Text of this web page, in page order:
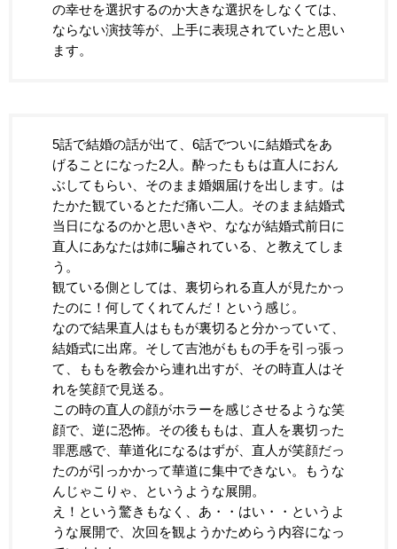
の幸せを選択するのか大きな選択をしなくては、
ならない演技等が、上手に表現されていたと思い
ます。
5話で結婚の話が出て、6話でついに結婚式をあ
げることになった2人。酔ったももは直人におん
ぶしてもらい、そのまま婚姻届けを出します。は
たかた観ているとただ痛い二人。そのまま結婚式
当日になるのかと思いきや、ななが結婚式前日に
直人にあなたは姉に騙されている、と教えてしま
う。
観ている側としては、裏切られる直人が見たかっ
たのに！何してくれてんだ！という感じ。
なので結果直人はももが裏切ると分かっていて、
結婚式に出席。そして吉池がももの手を引っ張っ
て、ももを教会から連れ出すが、その時直人はそ
れを笑顔で見送る。
この時の直人の顔がホラーを感じさせるような笑
顔で、逆に恐怖。その後ももは、直人を裏切った
罪悪感で、華道化になるはずが、直人が笑顔だっ
たのが引っかかって華道に集中できない。もうな
んじゃこりゃ、というような展開。
え！という驚きもなく、あ・・はい・・というよ
うな展開で、次回を観ようかためらう内容になっ